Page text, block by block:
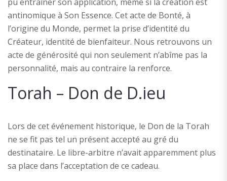
antinomique à Son Essence. Cet acte de Bonté, à
l’origine du Monde, permet la prise d’identité du
Créateur, identité de bienfaiteur. Nous retrouvons un
acte de générosité qui non seulement n’abîme pas la
personnalité, mais au contraire la renforce.
Torah – Don de D.ieu
Lors de cet événement historique, le Don de la Torah
ne se fit pas tel un présent accepté au gré du
destinataire. Le libre-arbitre n’avait apparemment plus
sa place dans l’acceptation de ce cadeau.